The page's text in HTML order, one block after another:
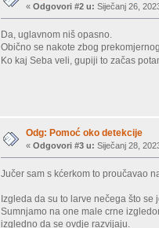
«Odgovori #2 u: Siječanj 26,
Da, uglavnom niš opasno.
Obično se nakote zbog
Ko kaj Seba veli, gupiji to začas
Odg: Pomoć oko detekcije
«Odgovori #3 u: Siječanj 28,
Jučer sam s kćerkom to proučavao
Izgleda da su to larve nečega što se
Sumnjamo na one male crne
izgledno da se ovdje razvijaju.